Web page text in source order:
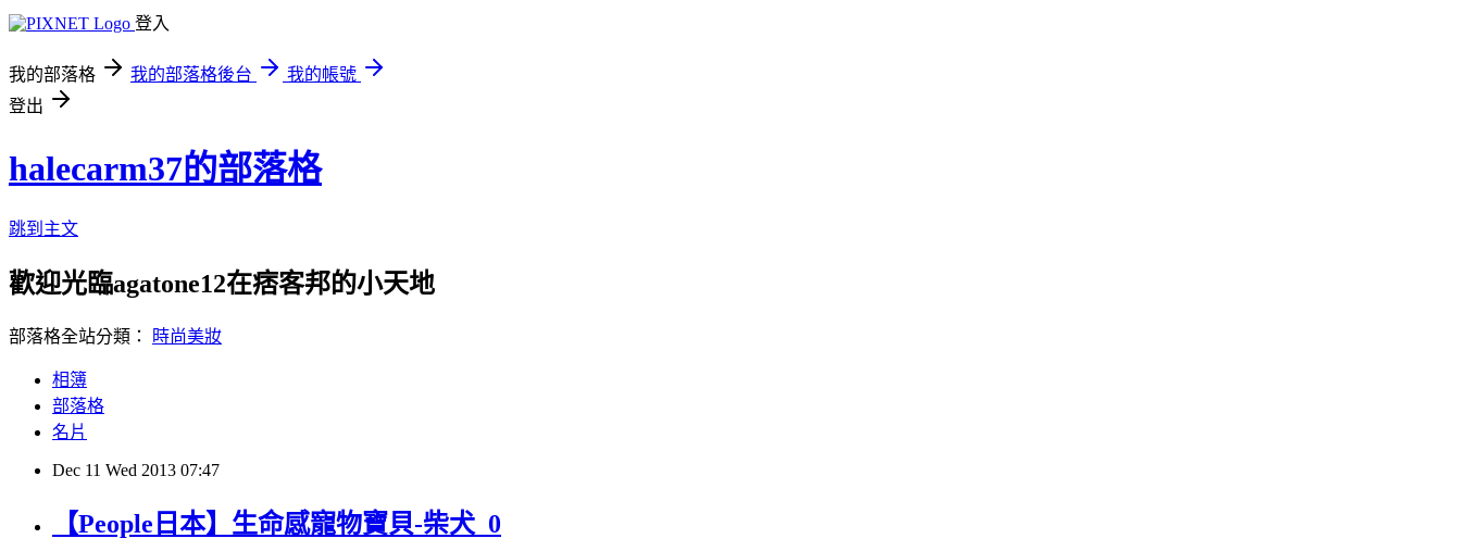
登入
我的部落格 我的部落格後台
我的帳號
登出
halecarm37的部落格
跳到主文
歡迎光臨agatone12在痞客邦的小天地
部落格全站分類： 時尚美妝
相簿
部落格
名片
Dec 11 Wed 2013 07:47
【People日本】生命感寵物寶貝-柴犬_0